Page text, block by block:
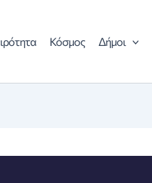
Κόσμος Δήμοι